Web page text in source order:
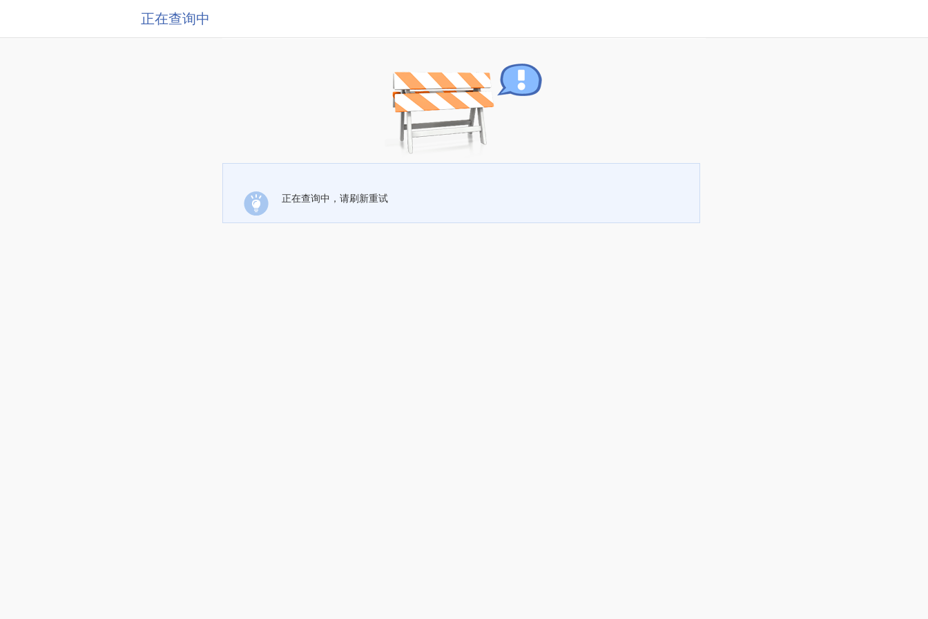
正在查询中
正在查询中，请刷新重试